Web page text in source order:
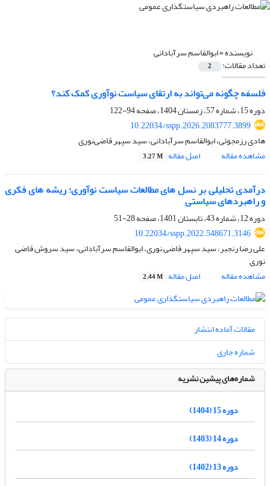
نویسنده =ابوالقاسم سرآبادانی
تعداد مقالات: 2
فلسفه چگونه می‌تواند به ارتقای سیاست نوآوری کمک کند؟
دوره 15، شماره 57، زمستان 1404، صفحه
94-122
10.22034/sspp.2026.2083777.3899
هادی رزمجوئی، ابوالقاسم سرآبادانی، سید سپهر قاضی‌نوری
مشاهده مقاله
اصل مقاله 3.27 M
درآمدی تحلیلی بر نسل های مطالعات سیاست نوآوری؛ ریشه های فکری
و راهبردهای سیاستی
دوره 12، شماره 43، تابستان 1401، صفحه
28-51
10.22034/sspp.2022.548671.3146
علی رضا رنجبر، سید سپهر قاضی نوری، ابوالقاسم سرآبادانی، سید سروش قاضی
نوری
مشاهده مقاله
اصل مقاله 2.44 M
مقالات آماده انتشار
شماره جاری
شماره‌های پیشین نشریه
دوره 15 (1404)
دوره 14 (1403)
دوره 13 (1402)